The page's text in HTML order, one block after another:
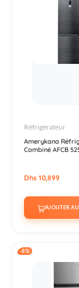
Réfrigérateur
Amerykana
Combiné AFCB
Dhs 10,899
AJOUTER
-8%